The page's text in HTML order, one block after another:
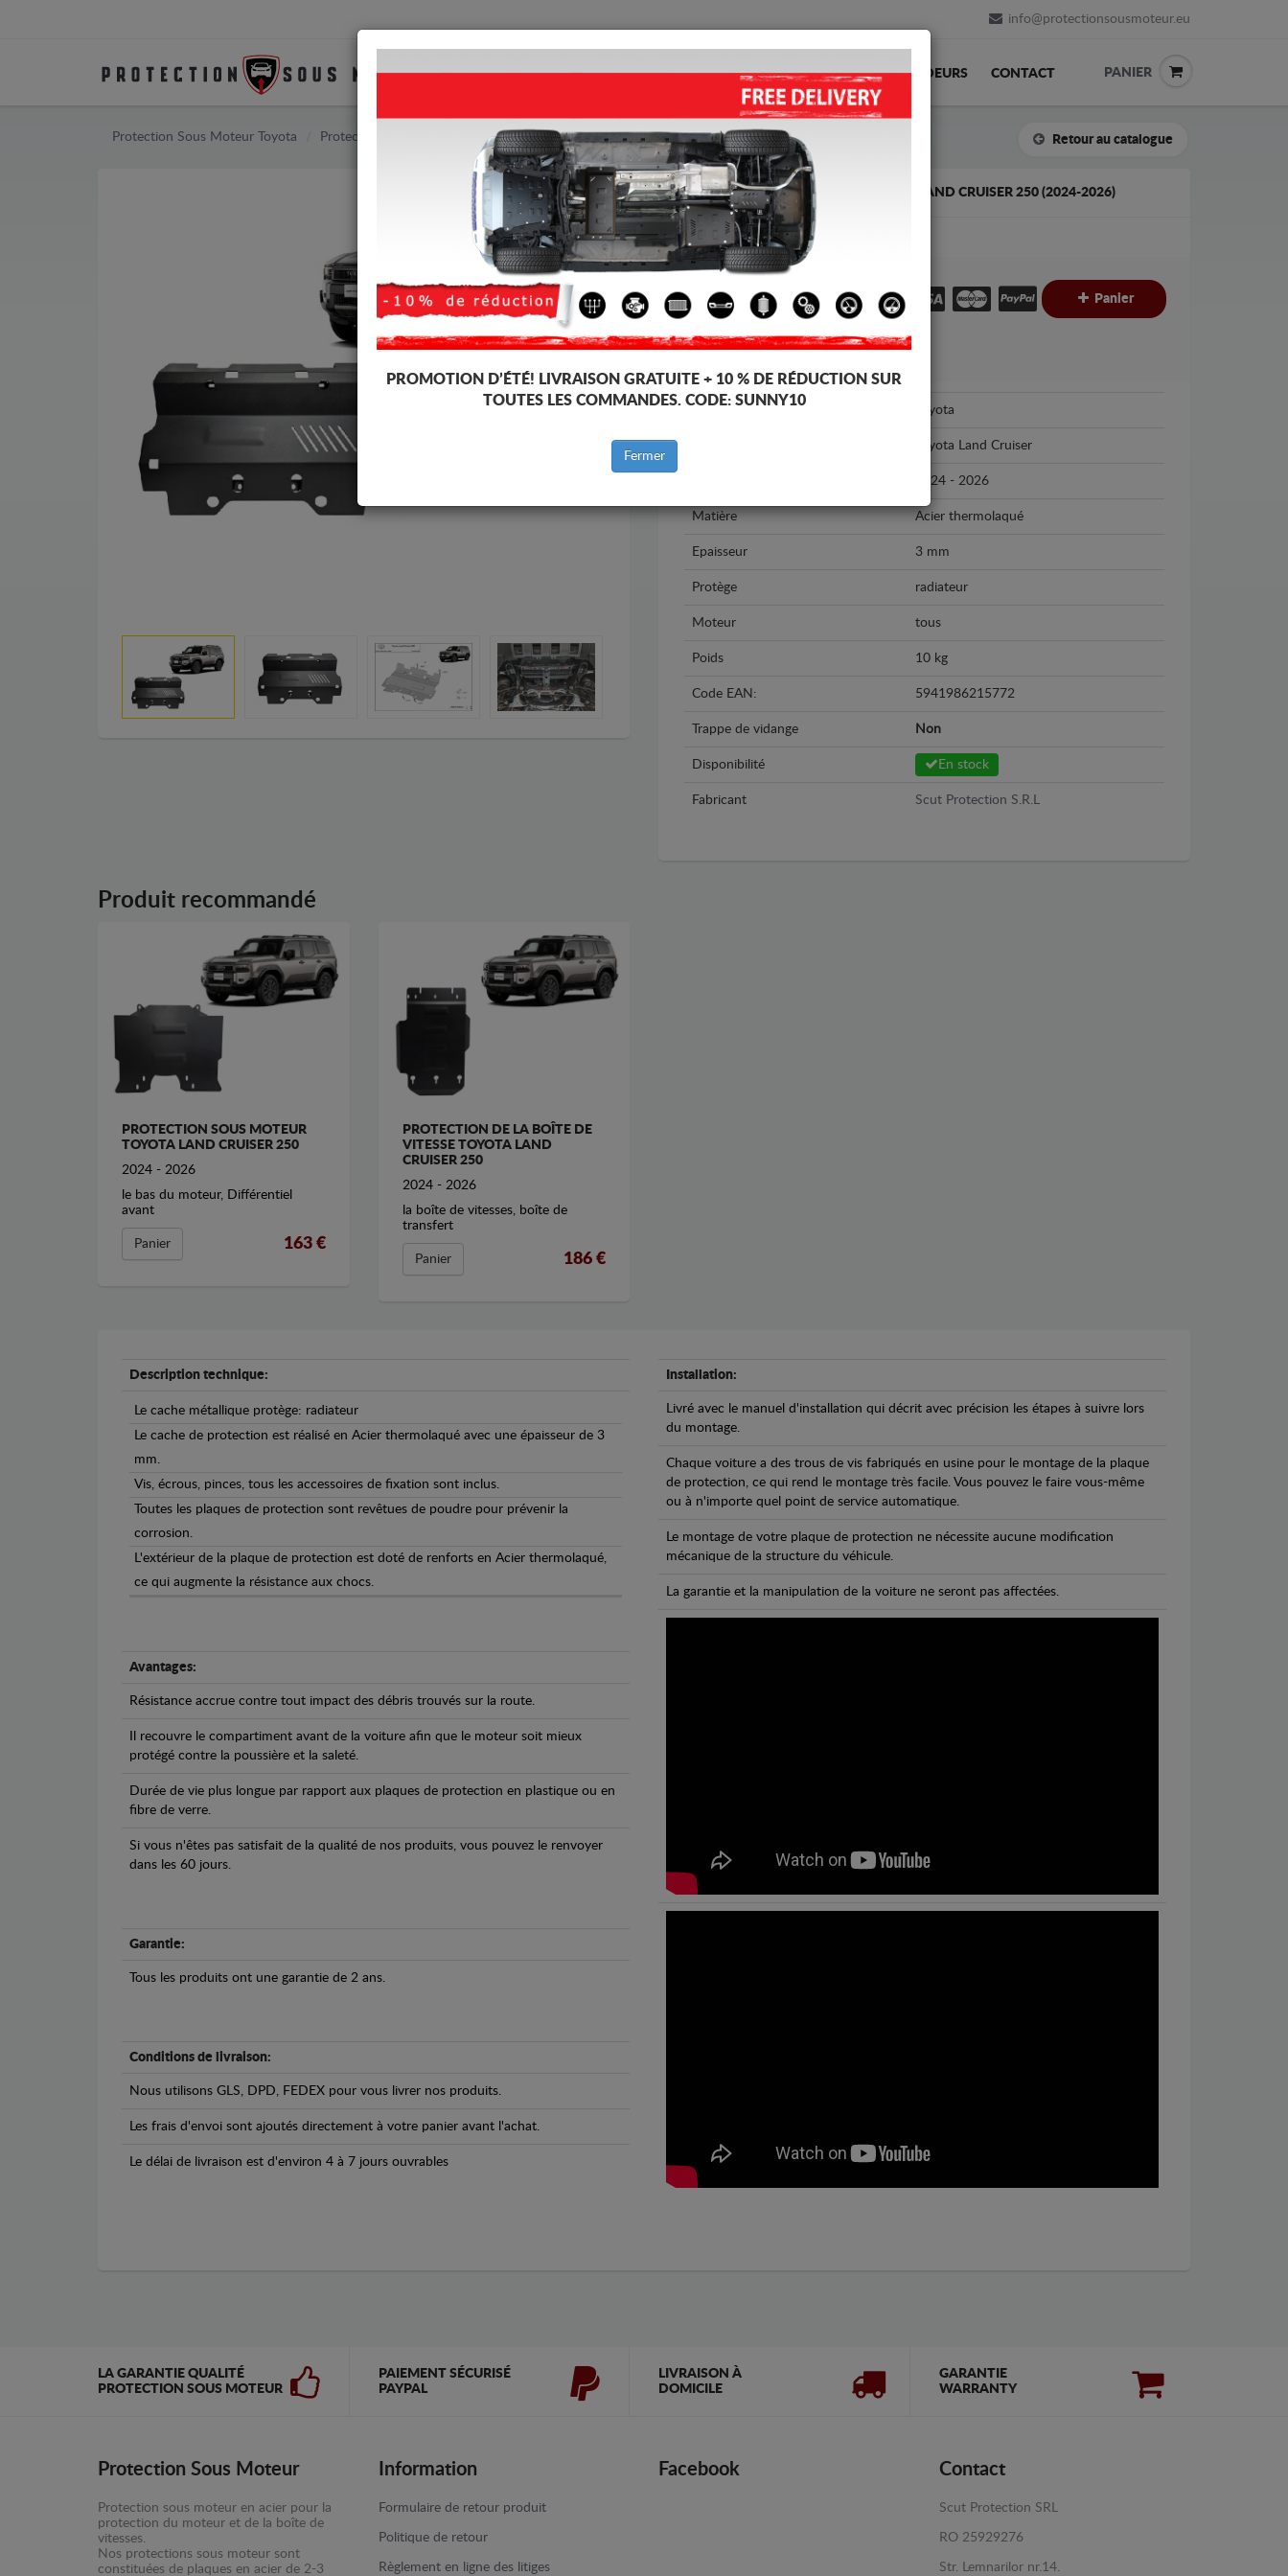
info@protectionsousmoteur.eu
PROTECTION ACCUEIL LIVRAISON AVIS REVENDEURS CONTACT PANIER
Protection Sous Moteur Toyota Protection Sous Moteur Toyota Land Cruiser Retour au catalogue
PROTECTION DE RADIATEUR TOYOTA LAND CRUISER 250 (2024-2026)
Code d'article: 26.192
172€ Panier
Toyota
Toyota Land Cruiser
2024 - 2026
Matière Acier thermolaqué
Epaisseur 3 mm
Protège radiateur
Moteur tous
Poids 10 kg
Code EAN: 5941986215772
Trappe de vidange Non
Disponibilité En stock
Fabricant Scut Protection S.R.L
Produit recommandé
PROTECTION SOUS MOTEUR
TOYOTA LAND CRUISER 250
2024 - 2026
le bas du moteur, Différentiel
avant
Panier 163 €
PROTECTION DE LA BOÎTE DE
VITESSE TOYOTA LAND
CRUISER 250
2024 - 2026
la boîte de vitesses, boîte de
transfert
Panier 186 €
Description technique:
Le cache métallique protège: radiateur
Le cache de protection est réalisé en Acier thermolaqué avec une épaisseur de 3
mm.
Vis, écrous, pinces, tous les accessoires de fixation sont inclus.
Toutes les plaques de protection sont revêtues de poudre pour prévenir la
corrosion.
L'extérieur de la plaque de protection est doté de renforts en Acier thermolaqué,
ce qui augmente la résistance aux chocs.
Avantages:
Résistance accrue contre tout impact des débris trouvés sur la route.
Il recouvre le compartiment avant de la voiture afin que le moteur soit mieux
protégé contre la poussière et la saleté.
Durée de vie plus longue par rapport aux plaques de protection en plastique ou en
fibre de verre.
Si vous n'êtes pas satisfait de la qualité de nos produits, vous pouvez le renvoyer
dans les 60 jours.
Garantie:
Tous les produits ont une garantie de 2 ans.
Conditions de livraison:
Nous utilisons GLS, DPD, FEDEX pour vous livrer nos produits.
Les frais d'envoi sont ajoutés directement à votre panier avant l'achat.
Le délai de livraison est d'environ 4 à 7 jours ouvrables
Installation:
Livré avec le manuel d'installation qui décrit avec précision les étapes à suivre lors
du montage.
Chaque voiture a des trous de vis fabriqués en usine pour le montage de la plaque
de protection, ce qui rend le montage très facile. Vous pouvez le faire vous-même
ou à n'importe quel point de service automatique.
Le montage de votre plaque de protection ne nécessite aucune modification
mécanique de la structure du véhicule.
La garantie et la manipulation de la voiture ne seront pas affectées.
LA GARANTIE QUALITÉ
PROTECTION SOUS MOTEUR
PAIEMENT SÉCURISÉ
PAYPAL
LIVRAISON À
DOMICILE
GARANTIE
WARRANTY
Protection Sous Moteur
Protection sous moteur en acier pour la
protection du moteur et de la boîte de
vitesses.
Nos protections sous moteur sont
constituées de plaques en acier de 2-3
Information
Formulaire de retour produit
Politique de retour
Règlement en ligne des litiges
Facebook Contact
Scut Protection SRL
RO 25929276
Str. Lemnarilor nr.14.
PROMOTION D’ÉTÉ! LIVRAISON GRATUITE + 10 % DE RÉDUCTION SUR
TOUTES LES COMMANDES. CODE: SUNNY10
Fermer